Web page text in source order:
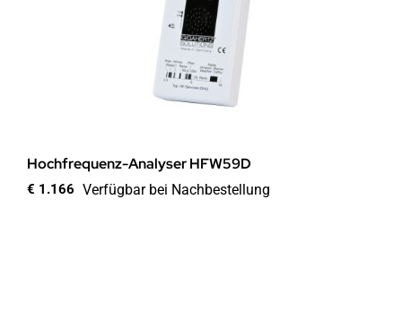
Hochfrequenz-Analyser HFW59D
€ 1.166 Verfügbar bei Nachbestellung